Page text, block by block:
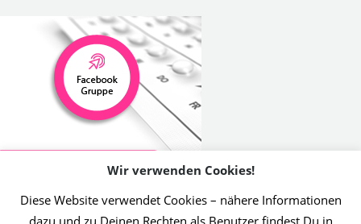
Wir verwenden Cookies!
Diese Website verwendet Cookies – nähere Informationen